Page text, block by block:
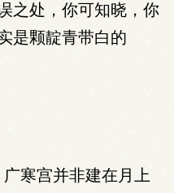
之处，你可知晓，你
是颗靛青带白的
寒宫并非建在月上